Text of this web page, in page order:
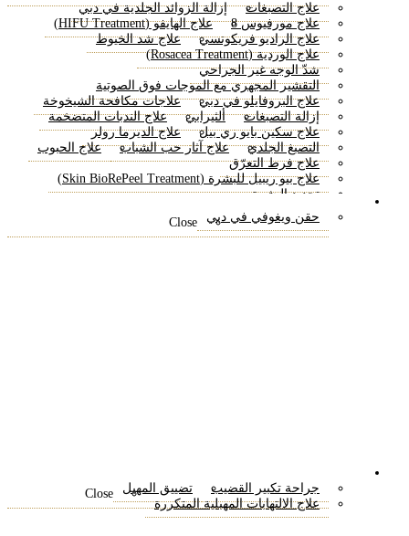
علاج التصبغات
إزالة الزوائد الجلدية في دبي
علاج مورفيوس 8
علاج الهايفو (HIFU Treatment)
علاج الراديو فريكونسي
علاج شد الخيوط
علاج الوردية (Rosacea Treatment)
شدّ الوجه غير الجراحي
التقشير المجهري مع الموجات فوق الصوتية
علاج البروفايلو في دبي
علاجات مكافحة الشيخوخة
إزالة التصبغات
ألثيرابي
علاج الندبات المتضخمة
علاج سكين بايو ري بيل
علاج الديرما رولر
التصبغ الجلدي
علاج آثار حب الشباب
علاج الحبوب
علاج فرط التعرّق
علاج بيو ريبيل للبشرة (Skin BioRePeel Treatment)
تجديد البشرة
حقن ويغوفي في دبي
Close
جراحة تكبير القضيب
تضييق المهبل
علاج الالتهابات المهبلية المتكررة
Close